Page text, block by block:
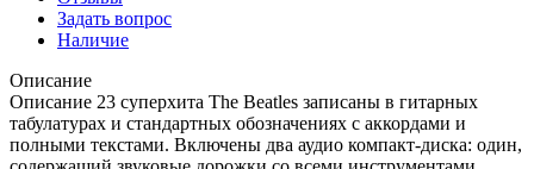
Задать вопрос
Наличие
Описание
Описание 23 суперхита The Beatles записаны в гитарных
табулатурах и стандартных обозначениях с аккордами и
полными текстами. Включены два аудио компакт-диска: один,